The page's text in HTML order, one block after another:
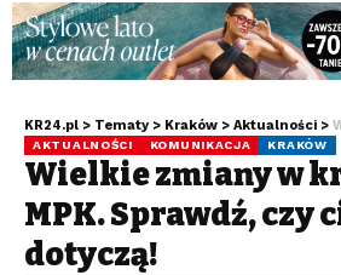
KR24.pl > Tematy > Kraków > Aktualności >
AKTUALNOŚCI KOMUNIKACJA KRAKÓW
Wielkie zmiany w
MPK. Sprawdź, czy
dotyczą!